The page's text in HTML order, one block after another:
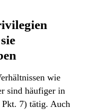
wie
sind häufiger in
Pkt. 7) tätig. Auch